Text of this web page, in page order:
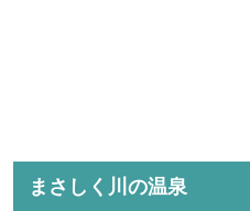
まさしく川の温泉